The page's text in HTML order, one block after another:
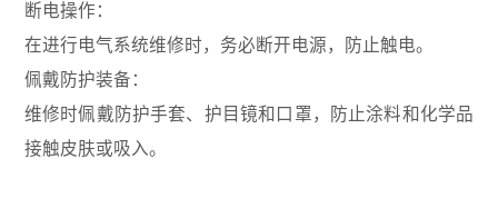
断电操作：
在进行电气系统维修时，务必断开电源，防止触电。
佩戴防护装备：
维修时佩戴防护手套、护目镜和口罩，防止涂料和化学品
接触皮肤或吸入。